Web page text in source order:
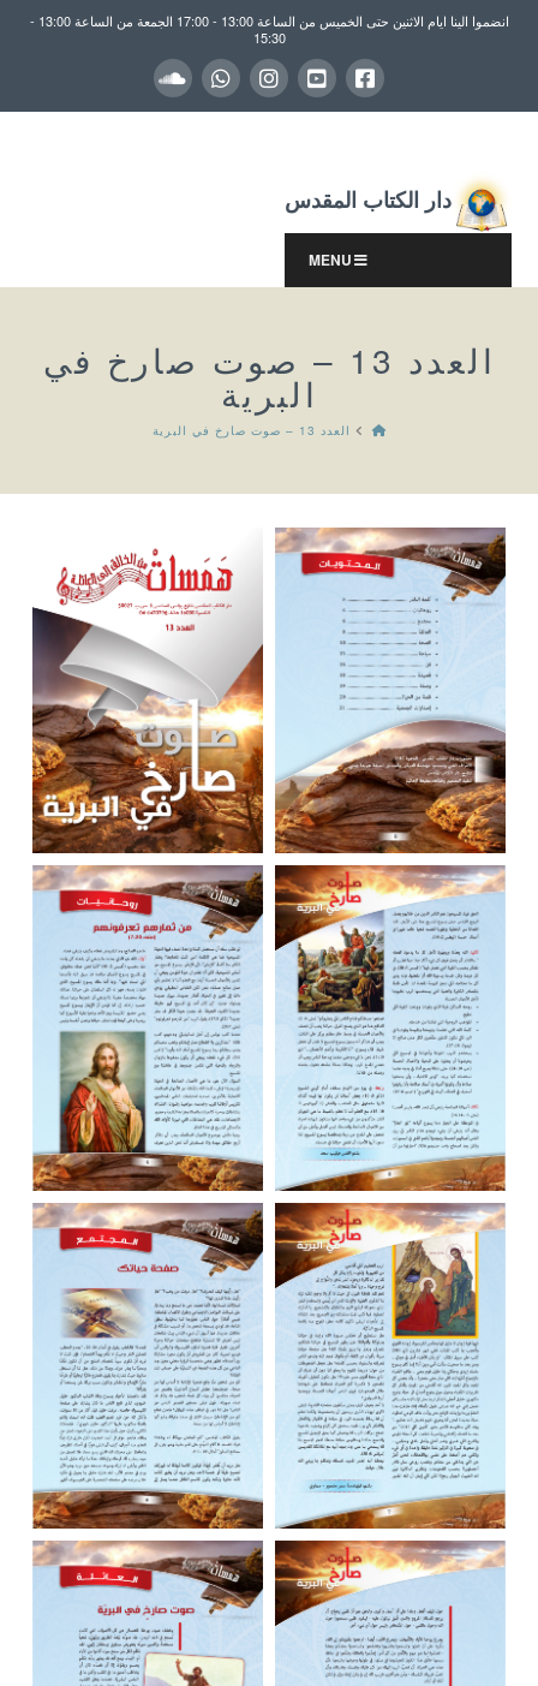
انضموا الينا ايام الاثنين حتى الخميس من الساعة 13:00 - 17:00 الجمعة من الساعة 13:00 -
15:30
دار الكتاب المقدس
MENU
العدد 13 – صوت صارخ في
البرية
HOMEالعدد 13 – صوت صارخ في البرية